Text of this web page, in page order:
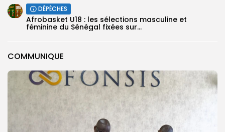
COMMUNIQUE
DÉPÊCHES
‎Afrobasket U18 : les sélections masculine et
féminine du Sénégal fixées sur...